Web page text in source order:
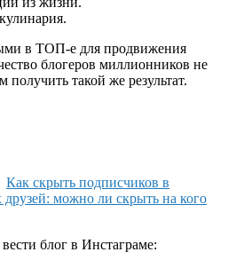
в ТОП-е для продвижения
блогеров миллионников не
получить такой же результат.
Как скрыть подписчиков в
можно ли скрыть на кого
блог в Инстаграме: